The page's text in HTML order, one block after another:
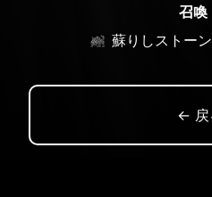
召喚
蘇りしストー
← 戻